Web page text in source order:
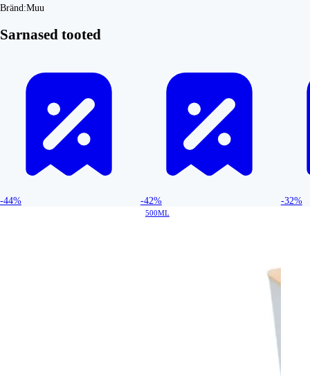
Bränd:Muu
Sarnased tooted
-44% -42%
500ML
-32%